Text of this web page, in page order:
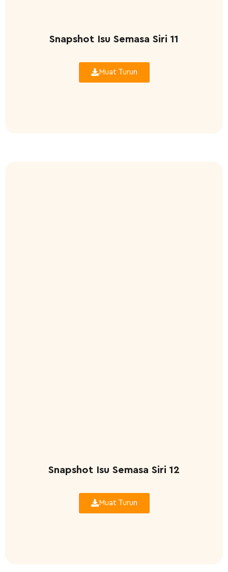
Snapshot Isu Semasa Siri 11
Muat Turun
Snapshot Isu Semasa Siri 12
Muat Turun